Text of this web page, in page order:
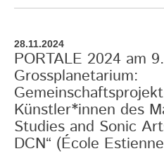
28.11.2024
PORTALE 2024 am
Grossplanetarium:
Künstler*innen des
Studies and Sonic
DCN“ (École